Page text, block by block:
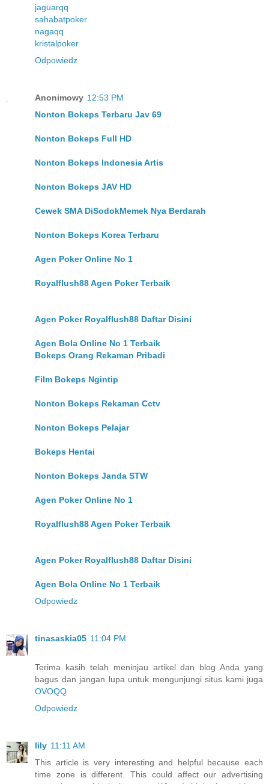
jaguarqq
sahabatpoker
nagaqq
kristalpoker
Odpowiedz
Anonimowy 12:53 PM
Nonton Bokeps Terbaru Jav 69
Nonton Bokeps Full HD
Nonton Bokeps Indonesia Artis
Nonton Bokeps JAV HD
Cewek SMA DiSodokMemek Nya Berdarah
Nonton Bokeps Korea Terbaru
Agen Poker Online No 1
Royalflush88 Agen Poker Terbaik
Agen Poker Royalflush88 Daftar Disini
Agen Bola Online No 1 Terbaik
Bokeps Orang Rekaman Pribadi
Film Bokeps Ngintip
Nonton Bokeps Rekaman Cctv
Nonton Bokeps Pelajar
Bokeps Hentai
Nonton Bokeps Janda STW
Agen Poker Online No 1
Royalflush88 Agen Poker Terbaik
Agen Poker Royalflush88 Daftar Disini
Agen Bola Online No 1 Terbaik
Odpowiedz
tinasaskia05 11:04 PM
Terima kasih telah meninjau artikel dan blog Anda yang
bagus dan jangan lupa untuk mengunjungi situs kami juga
OVOQQ
Odpowiedz
lily 11:11 AM
This article is very interesting and helpful because each
time zone is different. This could affect our advertising